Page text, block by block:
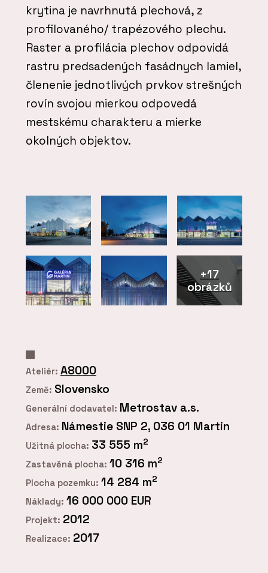
krytina je navrhnutá plechová, z
profilovaného/ trapézového plechu.
Raster a profilácia plechov odpovidá
rastru predsadených fasádnych lamiel,
členenie jednotlivých prvkov strešných
rovín svojou mierkou odpovedá
mestskému charakteru a mierke
okolných objektov.
+17
obrázků
Ateliér: A8000
Země: Slovensko
Generální dodavatel: Metrostav a.s.
Adresa: Námestie SNP 2, 036 01 Martin
Užitná plocha: 33 555 m2
Zastavěná plocha: 10 316 m2
Plocha pozemku: 14 284 m2
Náklady: 16 000 000 EUR
Projekt: 2012
Realizace: 2017